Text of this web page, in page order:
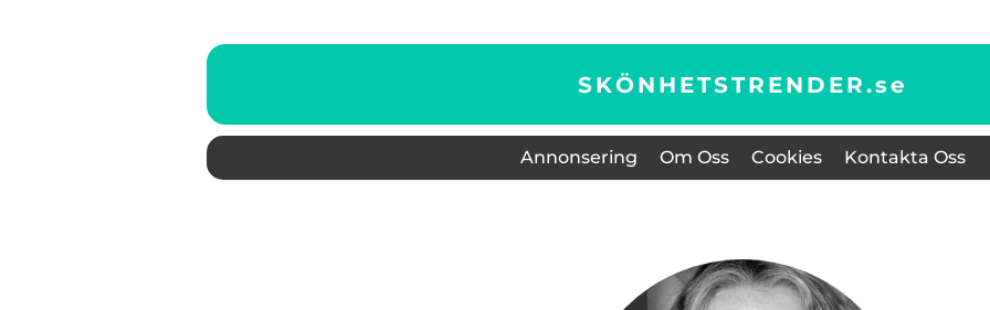
SKÖNHETSTRENDER.se
Annonsering Om Oss Cookies Kontakta Oss